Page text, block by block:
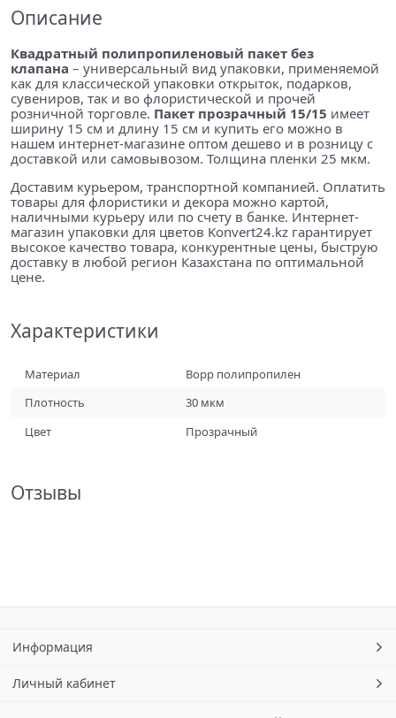
Описание
Квадратный полипропиленовый пакет без
клапана – универсальный вид упаковки, применяемой
как для классической упаковки открыток, подарков,
сувениров, так и во флористической и прочей
розничной торговле. Пакет прозрачный 15/15 имеет
ширину 15 см и длину 15 см и купить его можно в
нашем интернет-магазине оптом дешево и в розницу с
доставкой или самовывозом. Толщина пленки 25 мкм.
Доставим курьером, транспортной компанией. Оплатить
товары для флористики и декора можно картой,
наличными курьеру или по счету в банке. Интернет-
магазин упаковки для цветов Konvert24.kz гарантирует
высокое качество товара, конкурентные цены, быструю
доставку в любой регион Казахстана по оптимальной
цене.
Характеристики
Материал
Bopp полипропилен
Плотность
30 мкм
Цвет
Прозрачный
Отзывы
Информация
Личный кабинет